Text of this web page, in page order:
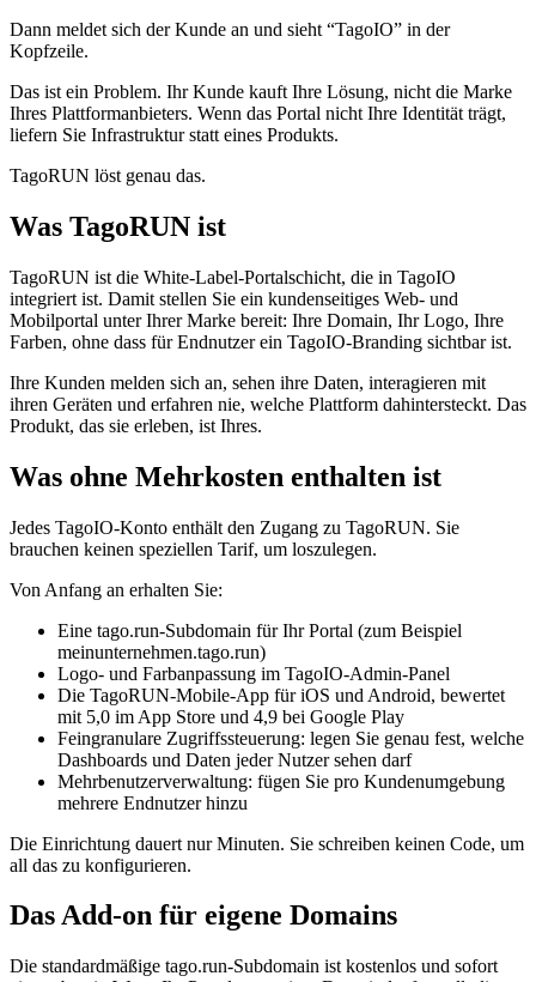
Dann meldet sich der Kunde an und sieht “TagoIO” in der
Kopfzeile.
Das ist ein Problem. Ihr Kunde kauft Ihre Lösung, nicht die Marke
Ihres Plattformanbieters. Wenn das Portal nicht Ihre Identität trägt,
liefern Sie Infrastruktur statt eines Produkts.
TagoRUN löst genau das.
Was TagoRUN ist
TagoRUN ist die White-Label-Portalschicht, die in TagoIO
integriert ist. Damit stellen Sie ein kundenseitiges Web- und
Mobilportal unter Ihrer Marke bereit: Ihre Domain, Ihr Logo, Ihre
Farben, ohne dass für Endnutzer ein TagoIO-Branding sichtbar ist.
Ihre Kunden melden sich an, sehen ihre Daten, interagieren mit
ihren Geräten und erfahren nie, welche Plattform dahintersteckt. Das
Produkt, das sie erleben, ist Ihres.
Was ohne Mehrkosten enthalten ist
Jedes TagoIO-Konto enthält den Zugang zu TagoRUN. Sie
brauchen keinen speziellen Tarif, um loszulegen.
Von Anfang an erhalten Sie:
Eine tago.run-Subdomain für Ihr Portal (zum Beispiel
meinunternehmen.tago.run)
Logo- und Farbanpassung im TagoIO-Admin-Panel
Die TagoRUN-Mobile-App für iOS und Android, bewertet
mit 5,0 im App Store und 4,9 bei Google Play
Feingranulare Zugriffssteuerung: legen Sie genau fest, welche
Dashboards und Daten jeder Nutzer sehen darf
Mehrbenutzerverwaltung: fügen Sie pro Kundenumgebung
mehrere Endnutzer hinzu
Die Einrichtung dauert nur Minuten. Sie schreiben keinen Code, um
all das zu konfigurieren.
Das Add-on für eigene Domains
Die standardmäßige tago.run-Subdomain ist kostenlos und sofort